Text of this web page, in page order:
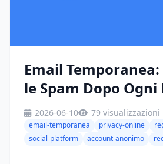
Email
le Spam Dopo Ogni
2026-06-10 79 visualizzazioni
email-temporanea privacy-online
social-platform
account-anonimo